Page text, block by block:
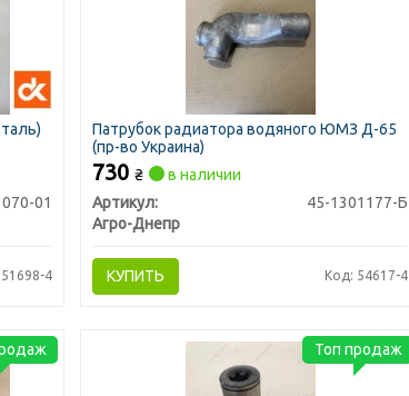
01
4
Патрубок радиатора водяного ЮМЗ Д-65
(пр-во Украина)
730₴
в наличии
Артикул:
45-1301177-Б
Агро-Днепр
КУПИТЬ Код: 54617-4
Топ продаж